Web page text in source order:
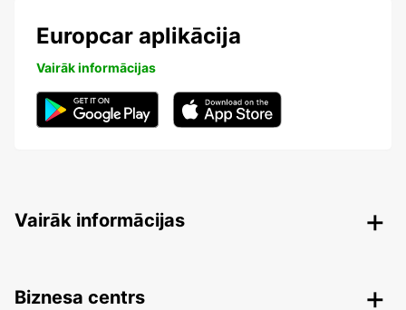
Europcar aplikācija
Vairāk informācijas
Vairāk informācijas
Biznesa centrs